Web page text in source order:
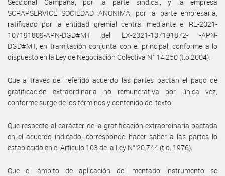
SCRAPSERVICE SOCIEDAD ANONIMA, por la parte empresaria,
ratificado por la entidad gremial central mediante el RE-2021-
107191809-APN-DGD#MT del EX-2021-107191872- -APN-
DGD#MT, en tramitación conjunta con el principal, conforme a lo
dispuesto en la Ley de Negociación Colectiva N° 14.250 (t.o.2004).
Que a través del referido acuerdo las partes pactan el pago de
gratificación extraordinaria no remunerativa por única vez,
conforme surge de los términos y contenido del texto.
Que respecto al carácter de la gratificación extraordinaria pactada
en el acuerdo indicado, corresponde hacer saber a las partes lo
establecido en el Artículo 103 de la Ley N° 20.744 (t.o. 1976).
Que el ámbito de aplicación del mentado instrumento se